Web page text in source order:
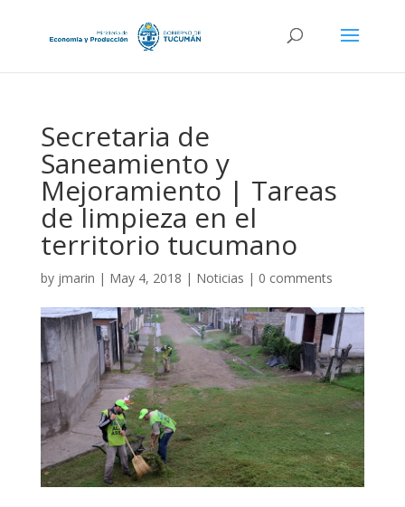
Secretaria de
Saneamiento y
Mejoramiento | Tareas
de limpieza en el
territorio tucumano
by jmarin | May 4, 2018 | Noticias | 0 comments